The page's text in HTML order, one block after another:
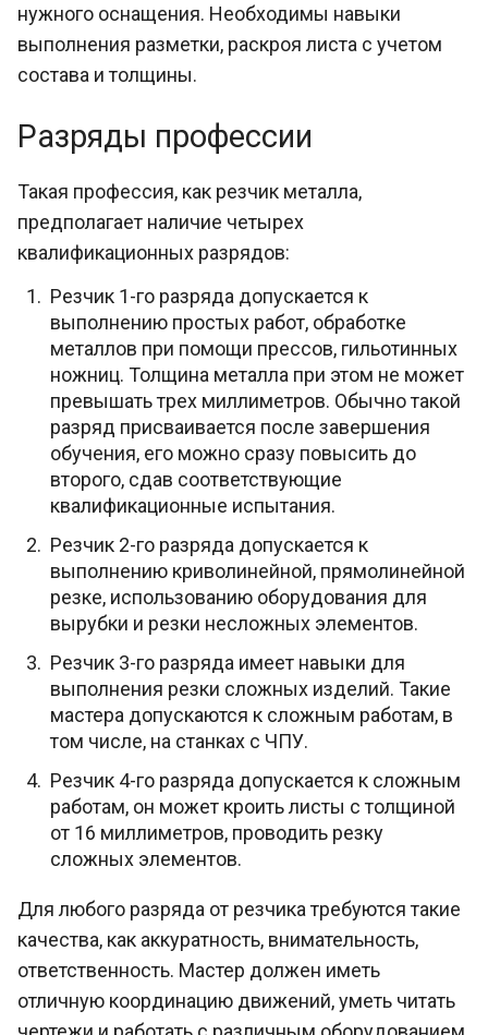
нужного оснащения. Необходимы навыки
выполнения разметки, раскроя листа с учетом
состава и толщины.
Разряды профессии
Такая профессия, как резчик металла,
предполагает наличие четырех
квалификационных разрядов:
Резчик 1-го разряда допускается к
выполнению простых работ, обработке
металлов при помощи прессов, гильотинных
ножниц. Толщина металла при этом не может
превышать трех миллиметров. Обычно такой
разряд присваивается после завершения
обучения, его можно сразу повысить до
второго, сдав соответствующие
квалификационные испытания.
Резчик 2-го разряда допускается к
выполнению криволинейной, прямолинейной
резке, использованию оборудования для
вырубки и резки несложных элементов.
Резчик 3-го разряда имеет навыки для
выполнения резки сложных изделий. Такие
мастера допускаются к сложным работам, в
том числе, на станках с ЧПУ.
Резчик 4-го разряда допускается к сложным
работам, он может кроить листы с толщиной
от 16 миллиметров, проводить резку
сложных элементов.
Для любого разряда от резчика требуются такие
качества, как аккуратность, внимательность,
ответственность. Мастер должен иметь
отличную координацию движений, уметь читать